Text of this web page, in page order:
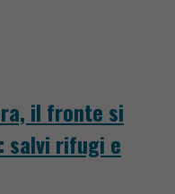
il fronte si
salvi rifugi e